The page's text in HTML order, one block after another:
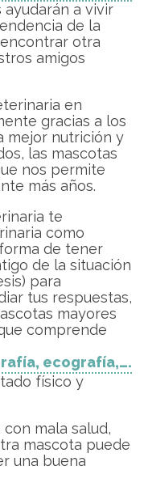
a vivir
de la
otra
amigos
en
gracias a los
mejor nutrición y
las mascotas
nos permite
más años.
te
como
de tener
de la situación
para
tus respuestas,
mayores
comprende
ecografía,….
físico y
mala salud,
mascota puede
una buena